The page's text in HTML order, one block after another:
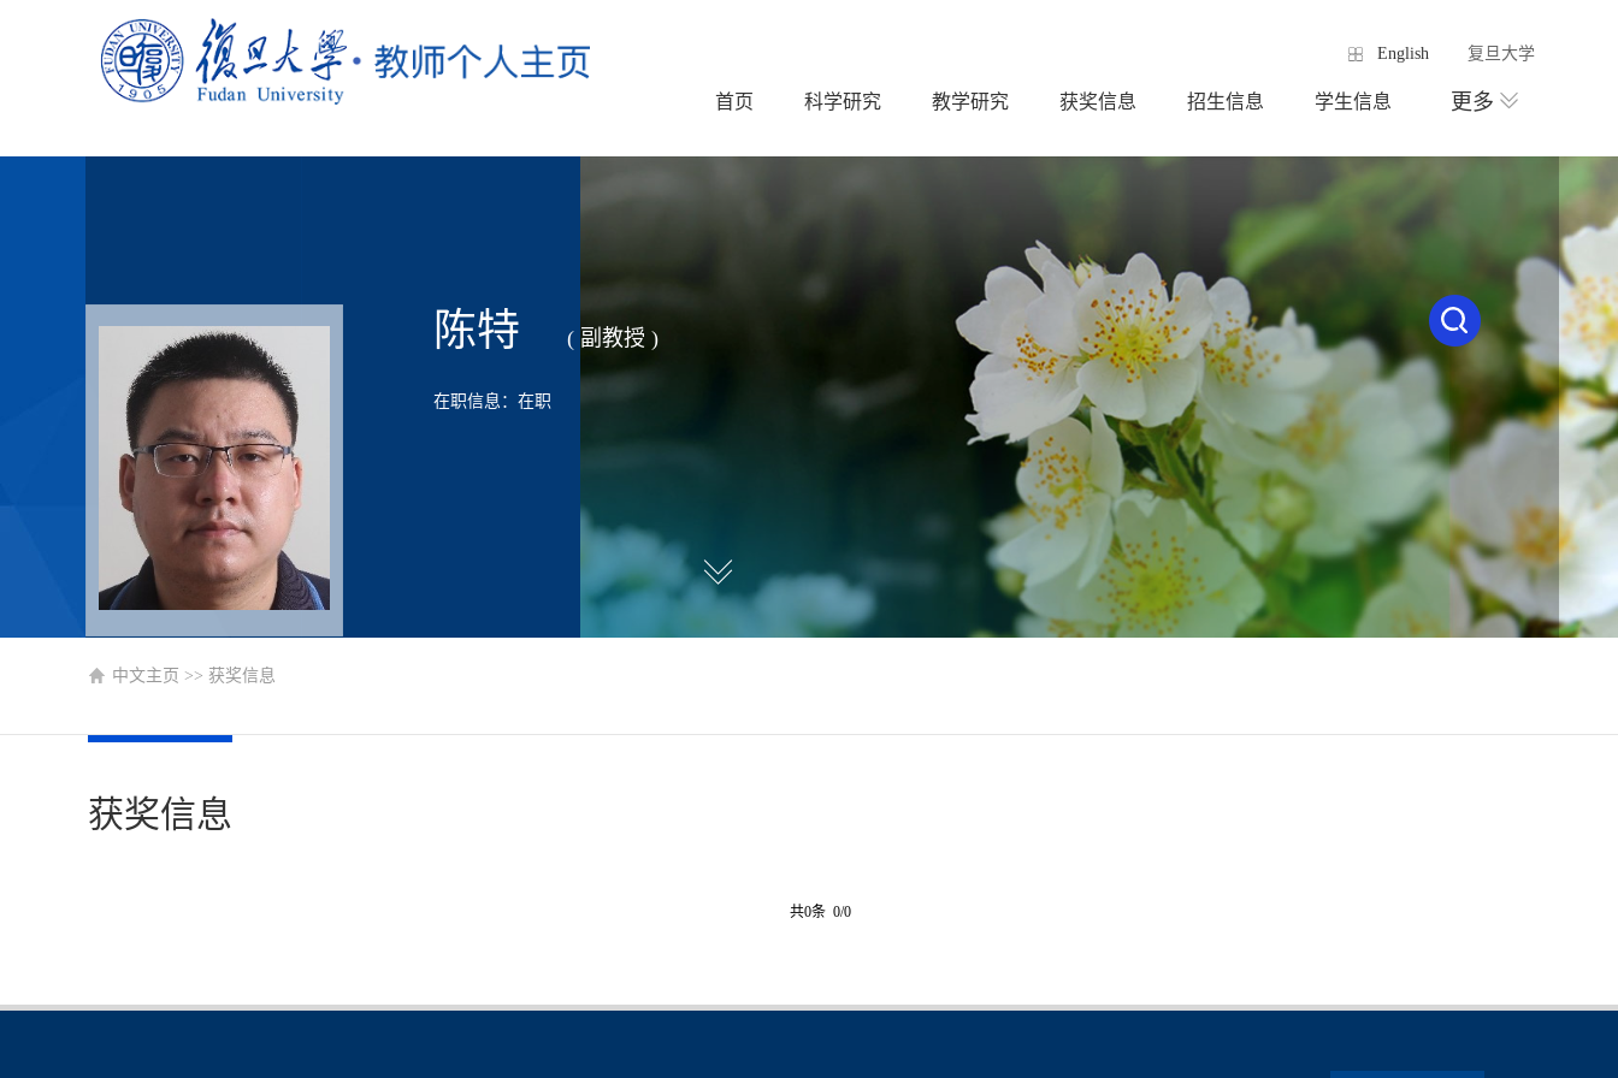
English 复旦大学
首页 科学研究 教学研究 获奖信息 招生信息 学生信息 更多
陈特 ( 副教授 )
在职信息：在职
中文主页 >> 获奖信息
获奖信息
共0条 0/0